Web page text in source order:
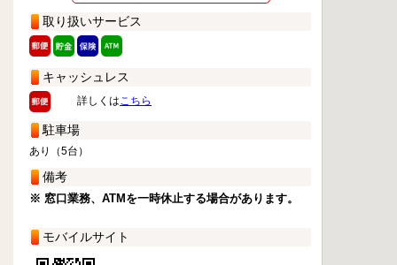
取り扱いサービス
キャッシュレス
詳しくはこちら
駐車場
あり（5台）
備考
※ 窓口業務、ATMを一時休止する場合があります。
モバイルサイト